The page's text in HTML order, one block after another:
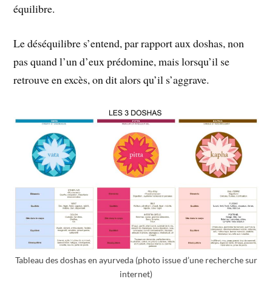
équilibre.
Le déséquilibre s’entend, par rapport aux doshas, non
pas quand l’un d’eux prédomine, mais lorsqu’il se
retrouve en excès, on dit alors qu’il s’aggrave.
Tableau des doshas en ayurveda (photo issue d’une recherche sur
internet)